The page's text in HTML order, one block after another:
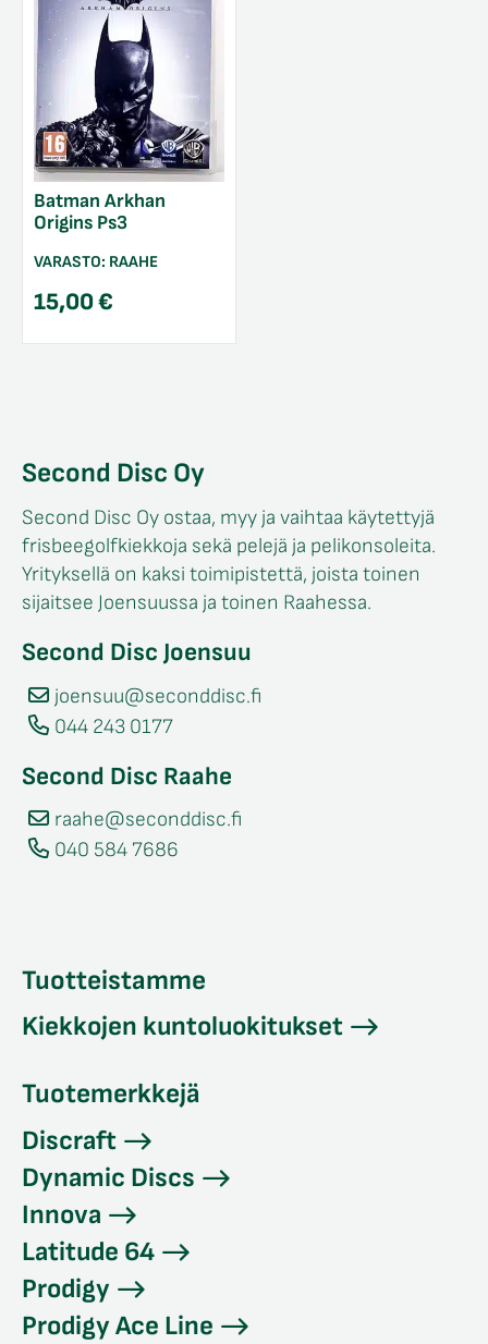
Batman Arkhan
Origins Ps3
VARASTO: RAAHE
15,00€
Second Disc Oy
Second Disc Oy ostaa, myy ja vaihtaa käytettyjä
frisbeegolfkiekkoja sekä pelejä ja pelikonsoleita.
Yrityksellä on kaksi toimipistettä, joista toinen
sijaitsee Joensuussa ja toinen Raahessa.
Second Disc Joensuu
joensuu@seconddisc.fi
044 243 0177
Second Disc Raahe
raahe@seconddisc.fi
040 584 7686
Tuotteistamme
Kiekkojen kuntoluokitukset
Tuotemerkkejä
Discraft
Dynamic Discs
Innova
Latitude 64
Prodigy
Prodigy Ace Line